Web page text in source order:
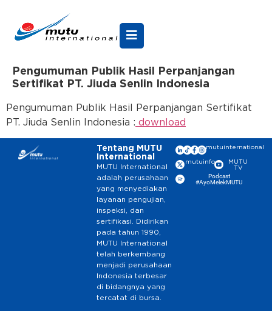
Pengumuman Publik Hasil Perpanjangan
Sertifikat PT. Jiuda Senlin Indonesia
Pengumuman Publik Hasil Perpanjangan Sertifikat
PT. Jiuda Senlin Indonesia : download
Tentang MUTU
International
MUTU International
adalah perusahaan
yang menyediakan
layanan pengujian,
inspeksi, dan
sertifikasi. Didirikan
pada tahun 1990,
MUTU International
telah berkembang
menjadi perusahaan
Indonesia terbesar
di bidangnya yang
tercatat di bursa.
mutuinternational
mutuinfo
MUTU
TV
Podcast
#AyoMelekMUTU